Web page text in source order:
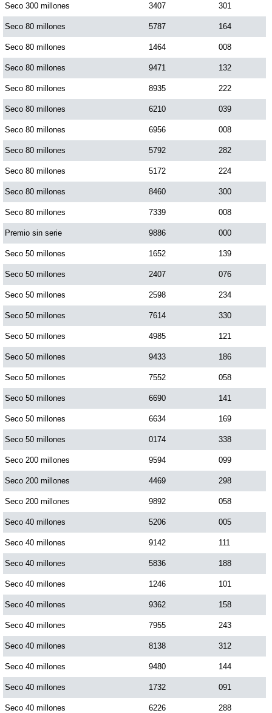
Seco 300 millones 3407 301
Seco 80 millones 5787 164
Seco 80 millones 1464 008
Seco 80 millones 9471 132
Seco 80 millones 8935 222
Seco 80 millones 6210 039
Seco 80 millones 6956 008
Seco 80 millones 5792 282
Seco 80 millones 5172 224
Seco 80 millones 8460 300
Seco 80 millones 7339 008
Premio sin serie 9886 000
Seco 50 millones 1652 139
Seco 50 millones 2407 076
Seco 50 millones 2598 234
Seco 50 millones 7614 330
Seco 50 millones 4985 121
Seco 50 millones 9433 186
Seco 50 millones 7552 058
Seco 50 millones 6690 141
Seco 50 millones 6634 169
Seco 50 millones 0174 338
Seco 200 millones 9594 099
Seco 200 millones 4469 298
Seco 200 millones 9892 058
Seco 40 millones 5206 005
Seco 40 millones 9142 111
Seco 40 millones 5836 188
Seco 40 millones 1246 101
Seco 40 millones 9362 158
Seco 40 millones 7955 243
Seco 40 millones 8138 312
Seco 40 millones 9480 144
Seco 40 millones 1732 091
Seco 40 millones 6226 288